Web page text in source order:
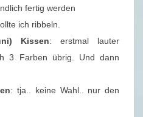
0
2
1
fertig werden
ich ribbeln.
Kissen: erstmal lauter
3 Farben übrig. Und dann
: tja.. keine Wahl.. nur den